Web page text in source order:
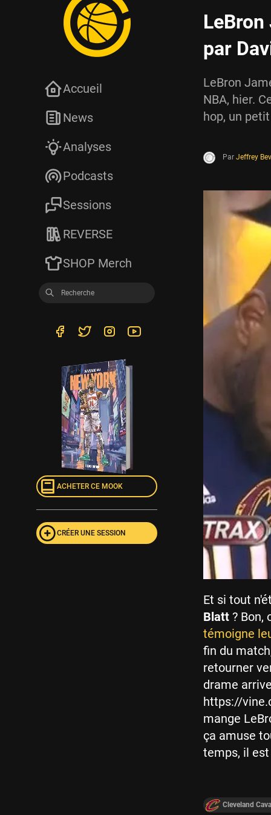
par
LeBron
NBA, hier.
hop, un
Par Jeffrey
Et si tout
Blatt ? Bon,
témoigne
fin du
retourner
drame
https://
mange
ça amuse
temps, il
Cleveland
Accueil
News
Analyses
Podcasts
Sessions
REVERSE
SHOP Merch
ACHETER CE MOOK
CRÉER UNE SESSION